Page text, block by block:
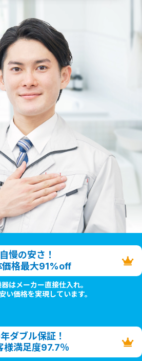
自慢の安さ！
価格最大91%off
はメーカー直接仕入れ。
い価格を実現しています。
ダブル保証！
様満足度97.7％